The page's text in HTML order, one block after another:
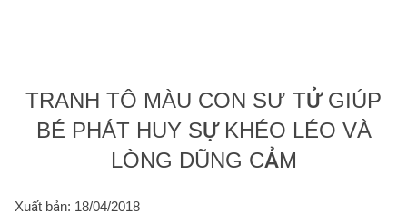
TRANH TÔ MÀU CON SƯ TỬ GIÚP
BÉ PHÁT HUY SỰ KHÉO LÉO VÀ
LÒNG DŨNG CẢM
Xuất bản: 18/04/2018